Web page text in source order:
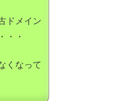
ドメイン
・・
くなって